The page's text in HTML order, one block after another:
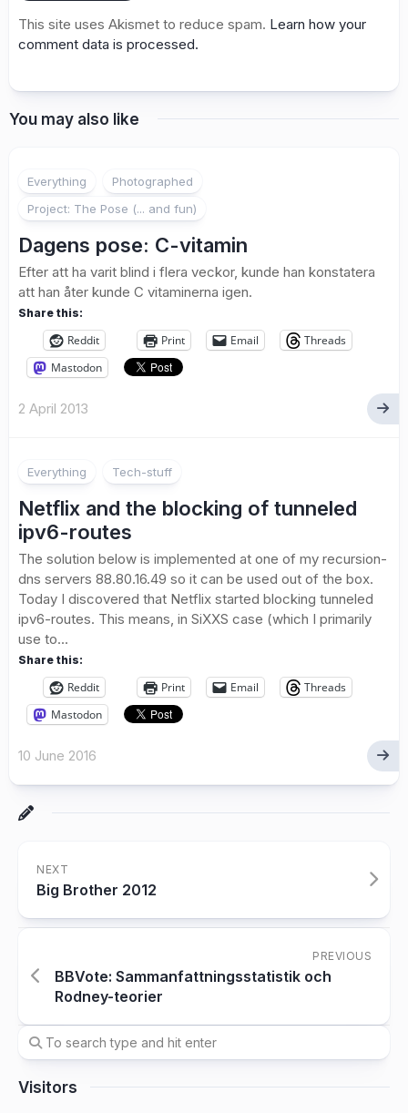
This site uses Akismet to reduce spam. Learn how your
comment data is processed.
You may also like
Everything
Photographed
Project: The Pose (... and fun)
Dagens pose: C-vitamin
Efter att ha varit blind i flera veckor, kunde han konstatera
att han åter kunde C vitaminerna igen.
Share this:
Reddit Print Email
Threads
Mastodon
2 April 2013
Everything Tech-stuff
Netflix and the blocking of tunneled
ipv6-routes
The solution below is implemented at one of my recursion-
dns servers 88.80.16.49 so it can be used out of the box.
Today I discovered that Netflix started blocking tunneled
ipv6-routes. This means, in SiXXS case (which I primarily
use to...
Share this:
Reddit Print Email
Threads
Mastodon
10 June 2016
NEXT
Big Brother 2012
PREVIOUS
BBVote: Sammanfattningsstatistik och
Rodney-teorier
Visitors